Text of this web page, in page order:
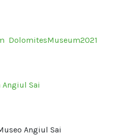
DolomitesMuseum2021
Angiul Sai
Angiul Sai